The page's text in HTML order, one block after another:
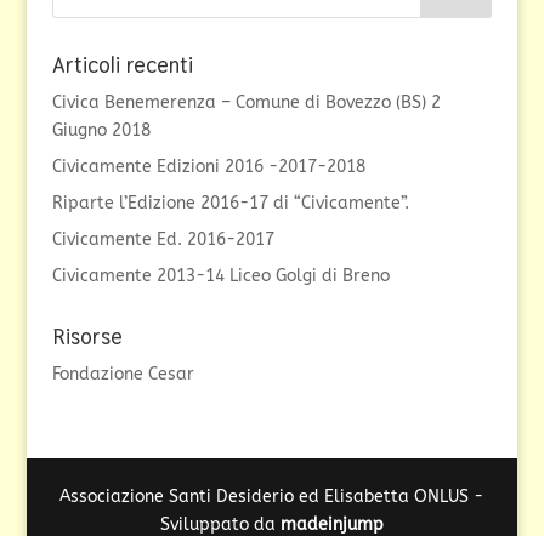
Articoli recenti
Civica Benemerenza – Comune di Bovezzo (BS) 2
Giugno 2018
Civicamente Edizioni 2016 -2017-2018
Riparte l’Edizione 2016-17 di “Civicamente”.
Civicamente Ed. 2016-2017
Civicamente 2013-14 Liceo Golgi di Breno
Risorse
Fondazione Cesar
Associazione Santi Desiderio ed Elisabetta ONLUS -
Sviluppato da madeinjump